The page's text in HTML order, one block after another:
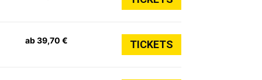
ab 39,70 € TICKETS